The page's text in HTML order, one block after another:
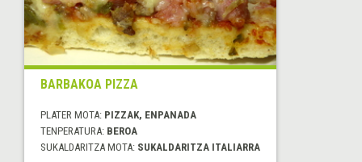
BARBAKOA PIZZA
PLATER MOTA: PIZZAK, ENPANADA
TENPERATURA: BEROA
SUKALDARITZA MOTA: SUKALDARITZA ITALIARRA